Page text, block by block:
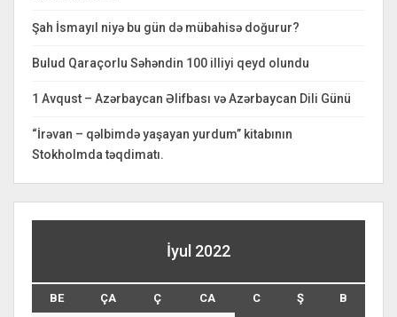
Şah İsmayıl niyə bu gün də mübahisə doğurur?
Bulud Qaraçorlu Səhəndin 100 illiyi qeyd olundu
1 Avqust – Azərbaycan Əlifbası və Azərbaycan Dili Günü
“İrəvan – qəlbimdə yaşayan yurdum” kitabının
Stokholmda təqdimatı.
İyul 2022
BE ÇA Ç CA C Ş B